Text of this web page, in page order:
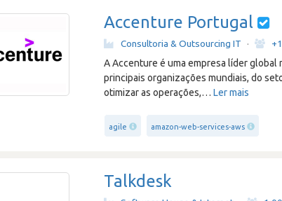
Accenture Portugal
Consultoria & Outsourcing IT ·
A Accenture é uma empresa líder global
principais organizações mundiais, do
otimizar as operações,…Ler mais
agile amazon-web-services-aws
Talkdesk